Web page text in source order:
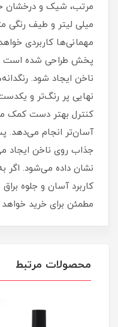
میلی‌ لیتر و طیف رنگی
مهمانی‌ها کاربردی
پخش طراحی شده است
ناخن ایجاد شود.
نهایی پر رنگ‌تر و
کنترل بهتر دست کمک
آسان‌تر انجام می‌دهد.
جذاب روی ناخن ایجاد
نشان داده می‌شود. اگر
کاربرد آسان و جلوه
مطمئن برای خرید خواهد
محصولات مرتبط